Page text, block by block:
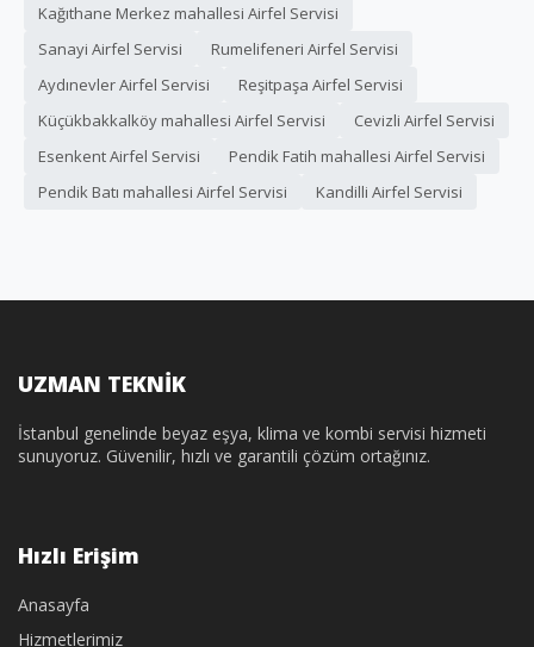
Kağıthane Merkez mahallesi Airfel Servisi
Sanayi Airfel Servisi
Rumelifeneri Airfel Servisi
Aydınevler Airfel Servisi
Reşitpaşa Airfel Servisi
Küçükbakkalköy mahallesi Airfel Servisi
Cevizli Airfel Servisi
Esenkent Airfel Servisi
Pendik Fatih mahallesi Airfel Servisi
Pendik Batı mahallesi Airfel Servisi
Kandilli Airfel Servisi
UZMAN TEKNİK
İstanbul genelinde beyaz eşya, klima ve kombi servisi hizmeti
sunuyoruz. Güvenilir, hızlı ve garantili çözüm ortağınız.
Hızlı Erişim
Anasayfa
Hizmetlerimiz